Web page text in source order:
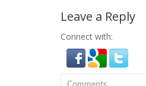
Leave a Reply
Connect with: